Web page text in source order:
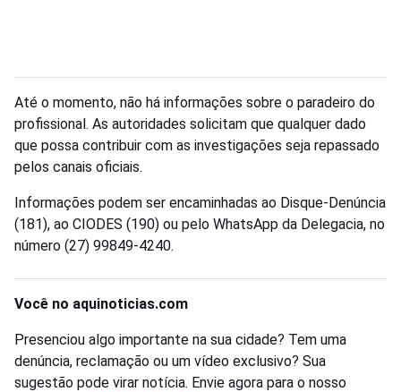
Até o momento, não há informações sobre o paradeiro do
profissional. As autoridades solicitam que qualquer dado
que possa contribuir com as investigações seja repassado
pelos canais oficiais.
Informações podem ser encaminhadas ao Disque-Denúncia
(181), ao CIODES (190) ou pelo WhatsApp da Delegacia, no
número (27) 99849-4240.
Você no aquinoticias.com
Presenciou algo importante na sua cidade? Tem uma
denúncia, reclamação ou um vídeo exclusivo? Sua
sugestão pode virar notícia. Envie agora para o nosso